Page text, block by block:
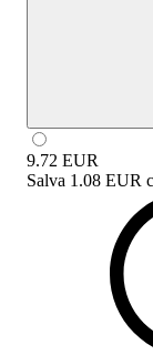
9.72 EUR
Salva 1.08 EUR